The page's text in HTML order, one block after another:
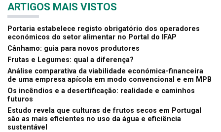
ARTIGOS MAIS VISTOS
Portaria estabelece registo obrigatório dos operadores
económicos do setor alimentar no Portal do IFAP
Cânhamo: guia para novos produtores
Frutas e Legumes: qual a diferença?
Análise comparativa da viabilidade económica-financeira
de uma empresa apícola em modo convencional e em MPB
Os incêndios e a desertificação: realidade e caminhos
futuros
Estudo revela que culturas de frutos secos em Portugal
são as mais eficientes no uso da água e eficiência
sustentável